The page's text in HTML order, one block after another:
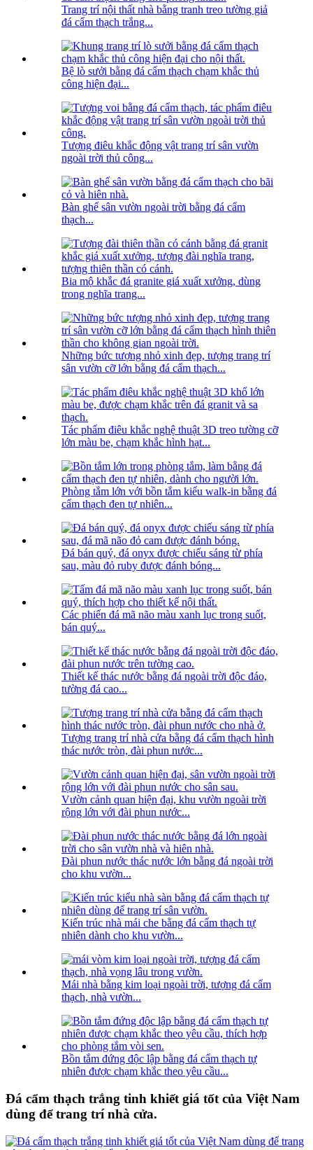
Trang trí nội thất nhà bằng tranh treo tường giả
đá cẩm thạch trắng...
Bệ lò sưởi bằng đá cẩm thạch chạm khắc thủ
công hiện đại...
Tượng điêu khắc động vật trang trí sân vườn
ngoài trời thủ công...
Bàn ghế sân vườn ngoài trời bằng đá cẩm
thạch...
Bia mộ khắc đá granite giá xuất xưởng, dùng
trong nghĩa trang...
Những bức tượng nhỏ xinh đẹp, tượng trang trí
sân vườn cỡ lớn bằng đá cẩm thạch...
Tác phẩm điêu khắc nghệ thuật 3D treo tường cỡ
lớn màu be, chạm khắc hình hạt...
Phòng tắm lớn với bồn tắm kiểu walk-in bằng đá
cẩm thạch đen tự nhiên...
Đá bán quý, đá onyx được chiếu sáng từ phía
sau, màu đỏ ruby ​​được đánh bóng...
Các phiến đá mã não màu xanh lục trong suốt,
bán quý...
Thiết kế thác nước bằng đá ngoài trời độc đáo,
tường đá cao...
Tượng trang trí nhà cửa bằng đá cẩm thạch hình
thác nước tròn, đài phun nước...
Vườn cảnh quan hiện đại, khu vườn ngoài trời
rộng lớn với đài phun nước...
Đài phun nước thác nước lớn bằng đá ngoài trời
cho khu vườn...
Kiến trúc nhà mái che bằng đá cẩm thạch tự
nhiên dành cho khu vườn...
Mái nhà bằng kim loại ngoài trời, tượng đá cẩm
thạch, nhà vườn...
Bồn tắm đứng độc lập bằng đá cẩm thạch tự
nhiên được chạm khắc theo yêu cầu...
Đá cẩm thạch trắng tinh khiết giá tốt của Việt Nam
dùng để trang trí nhà cửa.